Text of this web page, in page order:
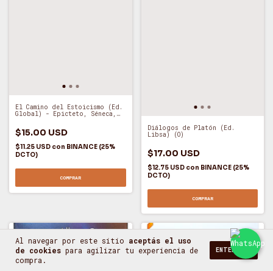
Al navegar por este sitio aceptás el uso
de cookies para agilizar tu experiencia de
compra.
ENTENDIDO
El Camino del Estoicismo (Ed.
Global) - Epicteto, Séneca,
$15.00 USD
$11.25 USD con BINANCE (25%
DCTO)
COMPRAR
Diálogos de Platón (Ed.
Libsa) (O)
$17.00 USD
$12.75 USD con BINANCE (25%
DCTO)
COMPRAR